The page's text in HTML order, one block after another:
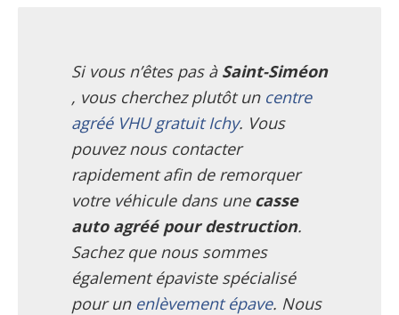
Centre agréé VHU 78 : casse auto avec destruction
Centre agréé VHU 91 : casse auto avec destruction
Centreagréé VHU 92 : casse auto avec destruction
Centreagréé VHU 93 : casse auto avec destruction
agréé VHU 94 : casse auto avec destruction
Centreagréé VHU 95 : casse auto avec destruction
À JOINDRE
Si vous n’êtes pas à Saint-Siméon
, vous cherchez plutôt un centre
agréé VHU gratuit Ichy. Vous
pouvez nous contacter
rapidement afin de remorquer
votre véhicule dans une casse
auto agréé pour destruction.
Sachez que nous sommes
également épaviste spécialisé
pour un enlèvement épave. Nous